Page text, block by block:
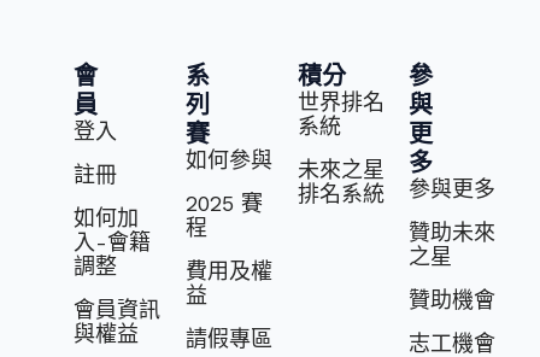
會
員
登入
註冊
如何加
入-會籍
調整
會員資訊
與權益
系
列
賽
如何參與
2025 賽
程
費⽤及權
益
請假專區
積分
世界排名
系統
未來之星
排名系統
參
與
更
多
參與更多
贊助未來
之星
贊助機會
志⼯機會